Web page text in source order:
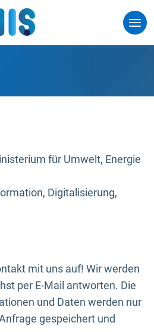
für Umwelt, Energie
Digitalisierung,
mit uns auf! Wir werden
per E-Mail antworten. Die
und Daten werden nur
gespeichert und